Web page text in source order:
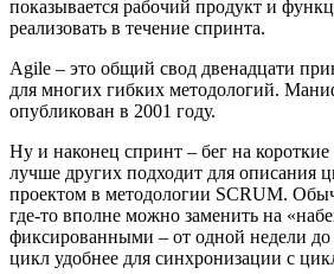
показывается рабочий продукт и
реализовать в течение спринта.
Agile – это общий свод двенадцати
для многих гибких методологий.
опубликован в 2001 году.
Ну и наконец спринт – бег на
лучше других подходит для описания
проектом в методологии SCRUM.
где-то вполне можно заменить на
фиксированными – от одной недели до
цикл удобнее для синхронизации с